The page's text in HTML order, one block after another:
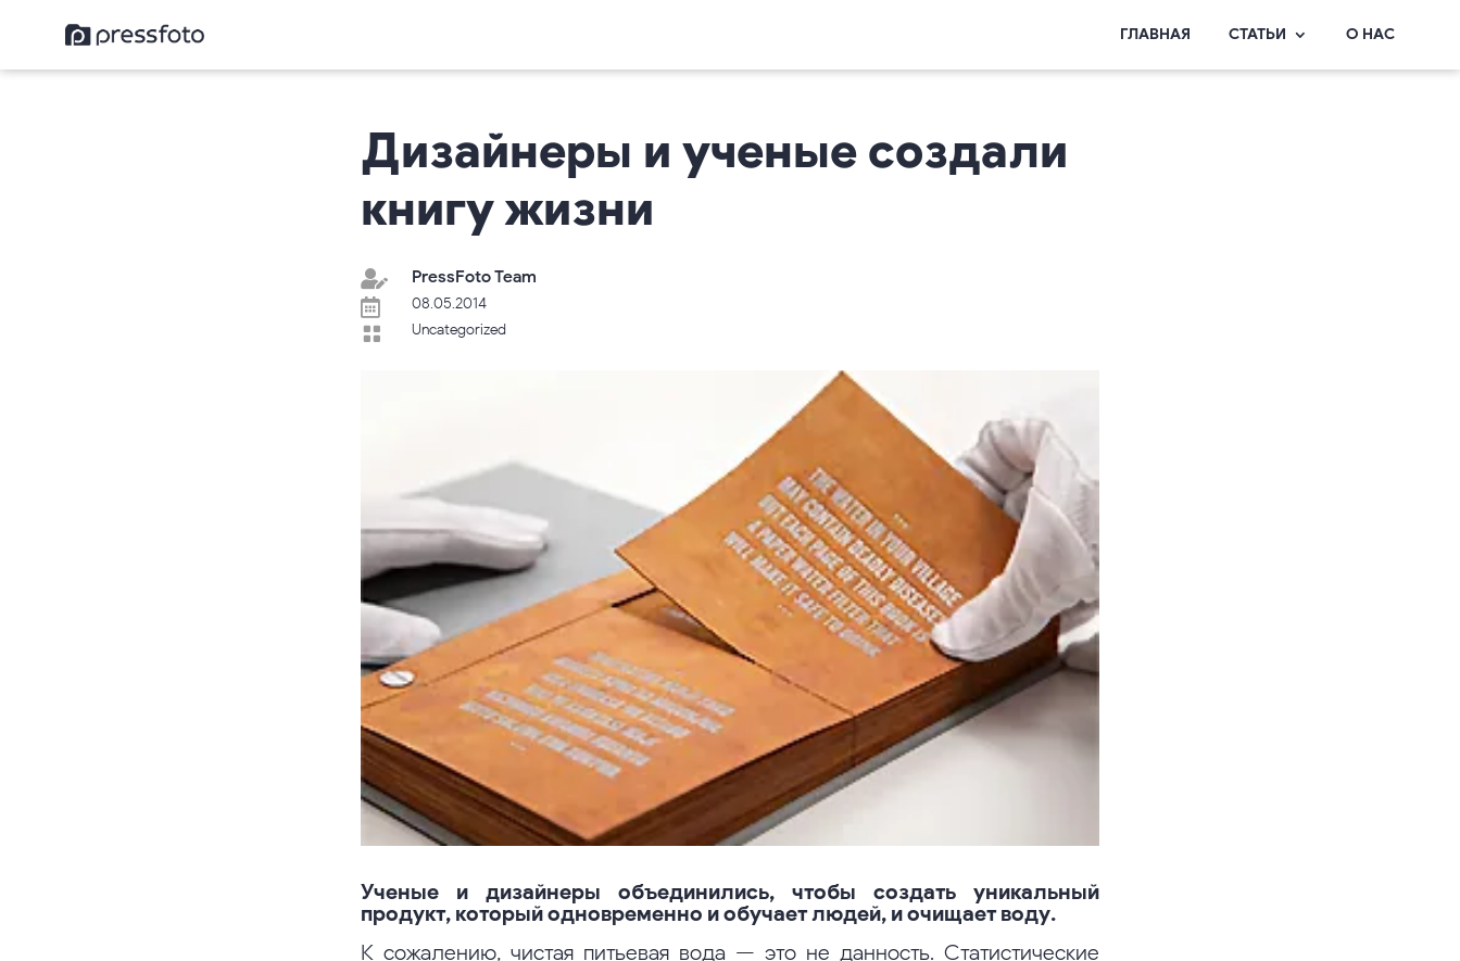
ГЛАВНАЯ СТАТЬИ О НАС
Дизайнеры и ученые создали
книгу жизни
 PressFoto Team
 08.05.2014
 Uncategorized
Ученые и дизайнеры объединились, чтобы создать уникальный
продукт, который одновременно и обучает людей, и очищает воду.
К сожалению, чистая питьевая вода — это не данность. Статистические